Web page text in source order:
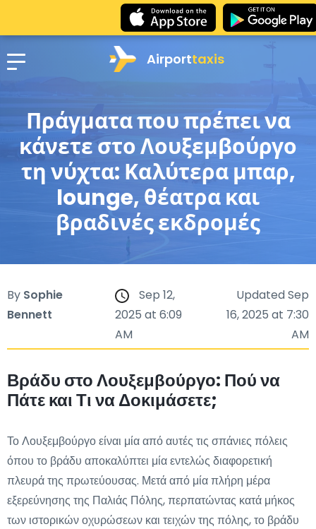
Airporttaxis
Πράγματα που πρέπει να
κάνετε στο Λουξεμβούργο
τη νύχτα: Καλύτερα μπαρ,
lounge, θέατρα και
βραδινές εκδρομές
By Sophie
Bennett
Sep 12,
2025 at 6:09
AM
Updated Sep
16, 2025 at 7:30
AM
Βράδυ στο Λουξεμβούργο: Πού να
Πάτε και Τι να Δοκιμάσετε;
Το Λουξεμβούργο είναι μία από αυτές τις σπάνιες πόλεις
όπου το βράδυ αποκαλύπτει μία εντελώς διαφορετική
πλευρά της πρωτεύουσας. Μετά από μία πλήρη μέρα
εξερεύνησης της Παλιάς Πόλης, περπατώντας κατά μήκος
των ιστορικών οχυρώσεων και τειχών της πόλης, το βράδυ